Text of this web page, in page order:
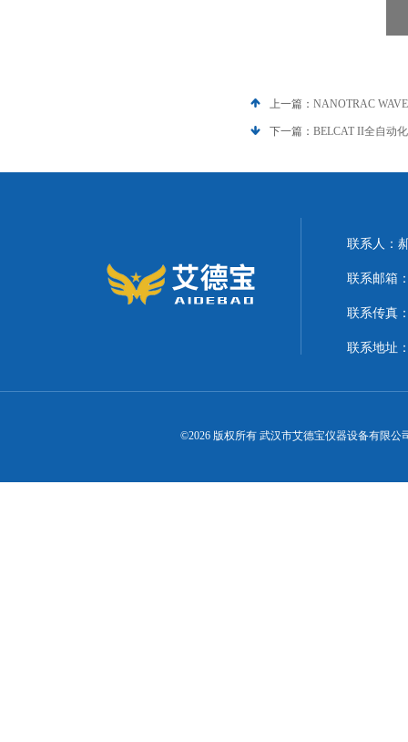
上一篇： NANOTRAC
下一篇： BELCAT II全自动
联系人：
联系邮箱
联系传真
联系地址
©2026 版权所有 武汉市艾德宝仪器设备有限公